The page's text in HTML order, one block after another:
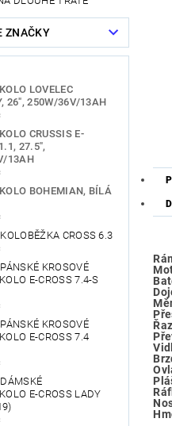
ZNAČKY
LOVELEC
26", 250W/36V/13AH
CRUSSIS E-
27.5",
13AH
BOHEMIAN, BÍLÁ
CROSS 6.3
KROSOVÉ
E-CROSS 7.4-S
KROSOVÉ
E-CROSS 7.4
E-CROSS LADY